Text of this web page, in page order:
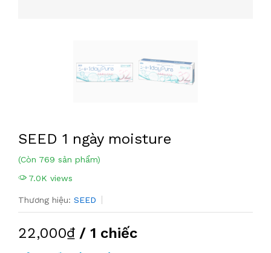
SEED 1 ngày moisture
(Còn 769 sản phẩm)
7.0K views
Thương hiệu: SEED
22,000₫ / 1 chiếc